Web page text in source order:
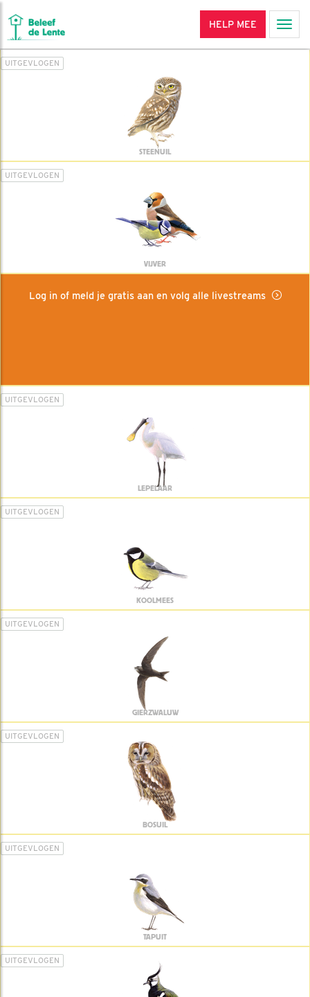
HELP MEE
UITGEVLOGEN
STEENUIL
UITGEVLOGEN
VIJVER
Log in of meld je gratis aan en volg alle livestreams
UITGEVLOGEN
LEPELAAR
UITGEVLOGEN
KOOLMEES
UITGEVLOGEN
GIERZWALUW
UITGEVLOGEN
BOSUIL
UITGEVLOGEN
TAPUIT
UITGEVLOGEN